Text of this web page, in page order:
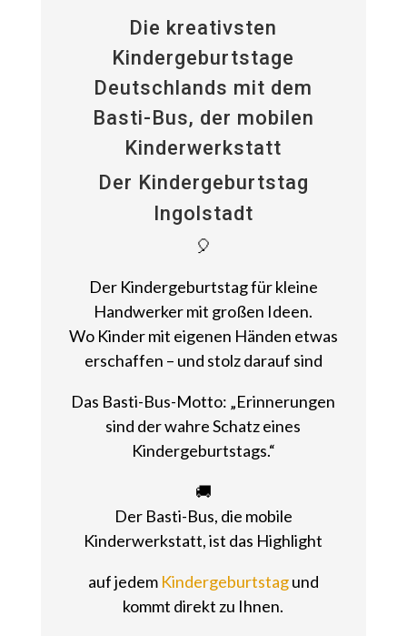
Die kreativsten
Kindergeburtstage
Deutschlands mit dem
Basti-Bus, der mobilen
Kinderwerkstatt
Der Kindergeburtstag
Ingolstadt
🎈
Der Kindergeburtstag für kleine
Handwerker mit großen Ideen.
Wo Kinder mit eigenen Händen etwas
erschaffen – und stolz darauf sind
Das Basti-Bus-Motto: „Erinnerungen
sind der wahre Schatz eines
Kindergeburtstags.“
🚚
Der Basti-Bus, die mobile
Kinderwerkstatt, ist das Highlight
auf jedem Kindergeburtstagund
kommt direkt zu Ihnen.